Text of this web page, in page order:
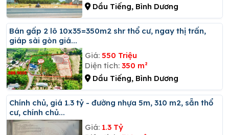
Dầu Tiếng, Bình Dương
Bán gấp 2 lô 10x35=350m2 shr thổ cư, ngay thị trấn,
giáp sài gòn giá...
Giá: 550 Triệu
Diện tích: 350 m²
Dầu Tiếng, Bình Dương
Chính chủ, giá 1.3 tỷ - đường nhựa 5m, 310 m2, sẵn thổ
cư, chính chủ...
Giá: 1.3 Tỷ